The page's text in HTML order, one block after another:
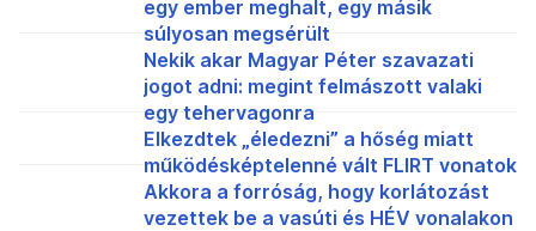
egy ember meghalt, egy másik
súlyosan megsérült
Nekik akar Magyar Péter szavazati
jogot adni: megint felmászott valaki
egy tehervagonra
Elkezdtek „éledezni” a hőség miatt
működésképtelenné vált FLIRT vonatok
Akkora a forróság, hogy korlátozást
vezettek be a vasúti és HÉV vonalakon